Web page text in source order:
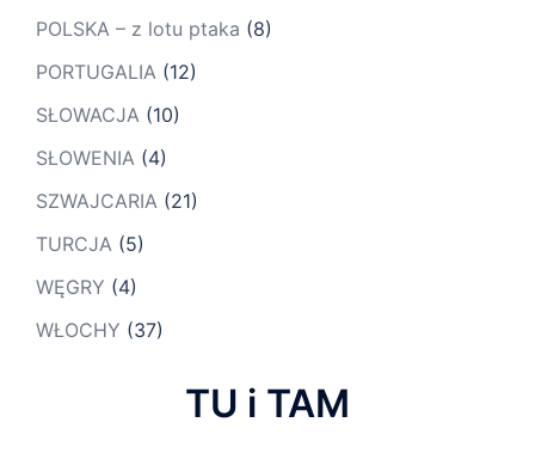
POLSKA – z lotu ptaka (8)
PORTUGALIA (12)
SŁOWACJA (10)
SŁOWENIA (4)
SZWAJCARIA (21)
TURCJA (5)
WĘGRY (4)
WŁOCHY (37)
TU i TAM